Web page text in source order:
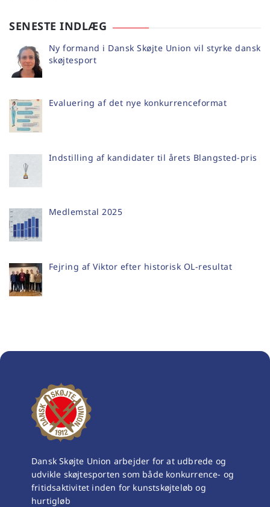
SENESTE INDLÆG
Ny formand i Dansk Skøjte Union vil styrke dansk
skøjtesport
Evaluering af det nye konkurrenceformat
Indstilling af kandidater til årets Blangsted-pris
Medlemstal 2025
Fejring af Viktor efter historisk OL-resultat
Dansk Skøjte Union arbejder for at udbrede og
udvikle skøjtesporten som både konkurrence- og
fritidsaktivitet inden for kunstskøjteløb og
hurtigløb